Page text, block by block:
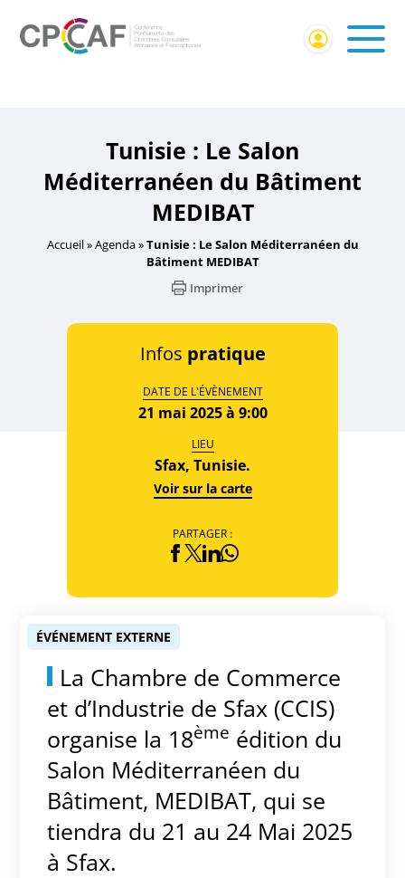
Méditerranéen du Bâtiment MEDIBAT
Tunisie : Le Salon
Méditerranéen du Bâtiment
MEDIBAT
Accueil»Agenda»Tunisie : Le Salon Méditerranéen du
Bâtiment MEDIBAT
Imprimer
Infos pratique
DATE DE L'ÉVÈNEMENT
21 mai 2025 à 9:00
LIEU
Sfax, Tunisie.
Voir sur la carte
PARTAGER :
La Chambre de Commerce
et d’Industrie de Sfax (CCIS)
organise la 18ème édition du
Salon Méditerranéen du
Bâtiment, MEDIBAT, qui se
tiendra du 21 au 24 Mai 2025
à Sfax.
ÉVÉNEMENT EXTERNE